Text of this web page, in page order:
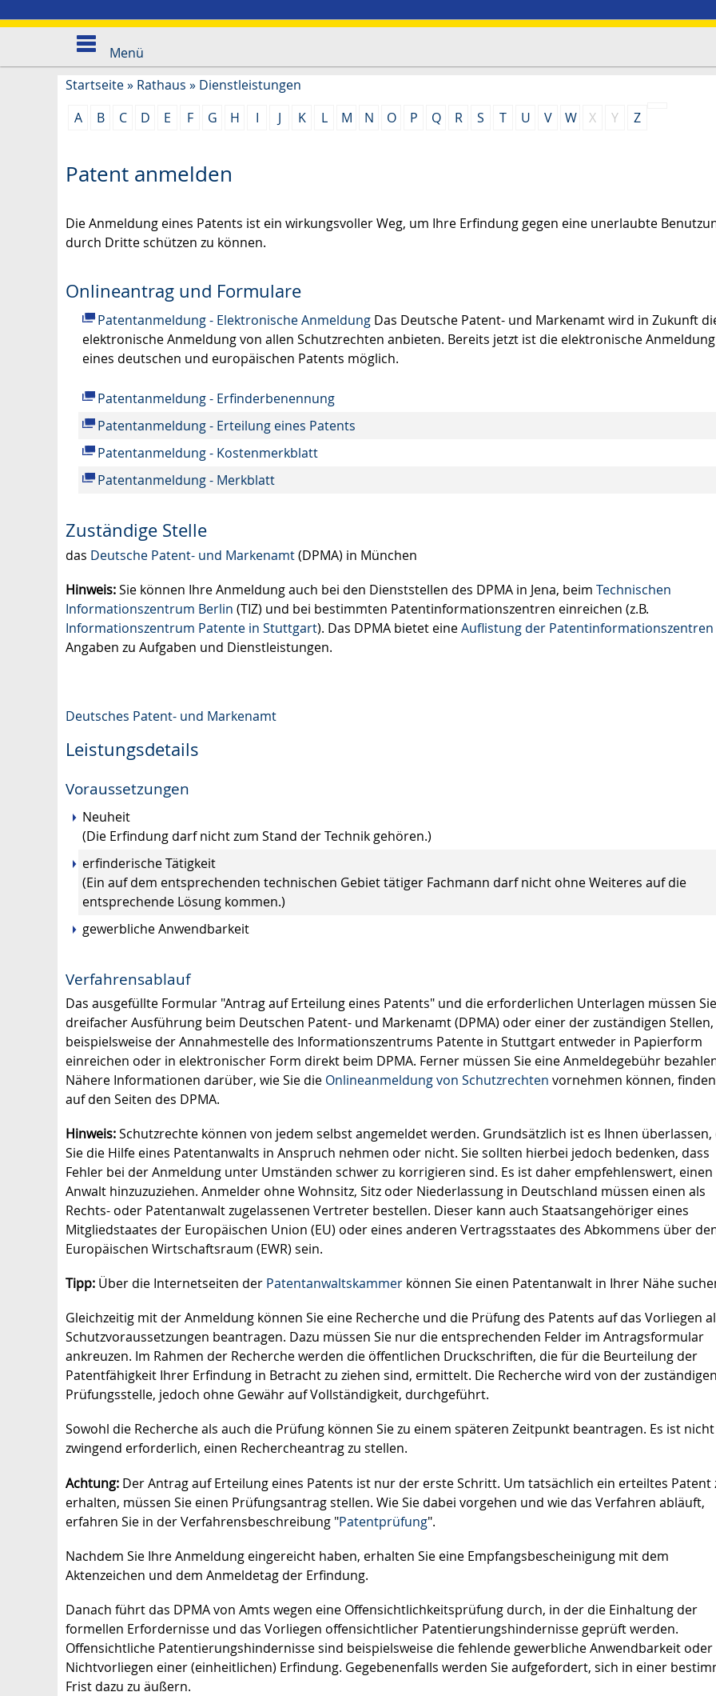
Menü
Startseite» Rathaus » Dienstleistungen
A
B C D E F G H I J K L M N O P Q R S T U V W X Y Z
Patent anmelden
Die Anmeldung eines Patents ist ein wirkungsvoller Weg, um Ihre Erfindung gegen eine unerlaubte
durch Dritte schützen zu können.
Onlineantrag und Formulare
Patentanmeldung - Elektronische Anmeldung Das Deutsche Patent- und Markenamt wird in Zukunft
elektronische Anmeldung von allen Schutzrechten anbieten. Bereits jetzt ist die elektronische Anmeldung
eines deutschen und europäischen Patents möglich.
Patentanmeldung - Erfinderbenennung
Patentanmeldung - Erteilung eines Patents
Patentanmeldung - Kostenmerkblatt
Patentanmeldung - Merkblatt
Zuständige Stelle
das Deutsche Patent- und Markenamt(DPMA) in München
Hinweis:Sie können Ihre Anmeldung auch bei den Dienststellen des DPMA in Jena, beim Technischen
Informationszentrum Berlin (TIZ) und bei bestimmten Patentinformationszentren einreichen (z.B.
Informationszentrum Patente in Stuttgart). Das DPMA bietet eineAuflistung der Patentinformationszentren
Angaben zu Aufgaben und Dienstleistungen.
Deutsches Patent- und Markenamt
Leistungsdetails
Voraussetzungen
Neuheit
(Die Erfindung darf nicht zum Stand der Technik gehören.)
erfinderische Tätigkeit
(Ein auf dem entsprechenden technischen Gebiet tätiger Fachmann darf nicht ohne Weiteres auf die
entsprechende Lösung kommen.)
gewerbliche Anwendbarkeit
Verfahrensablauf
Das ausgefüllte Formular "Antrag auf Erteilung eines Patents" und die erforderlichen Unterlagen müssen
dreifacher Ausführung beim Deutschen Patent- und Markenamt (DPMA) oder einer der zuständigen Stellen,
beispielsweise der Annahmestelle des Informationszentrums Patente in Stuttgart entweder in Papierform
einreichen oder in elektronischer Form direkt beim DPMA. Ferner müssen Sie eine Anmeldegebühr
Nähere Informationen darüber, wie Sie die Onlineanmeldung von Schutzrechten vornehmen können,
auf den Seiten des DPMA.
Hinweis:Schutzrechte können von jedem selbst angemeldet werden. Grundsätzlich ist es Ihnen überlassen,
Sie die Hilfe eines Patentanwalts in Anspruch nehmen oder nicht. Sie sollten hierbei jedoch bedenken, dass
Fehler bei der Anmeldung unter Umständen schwer zu korrigieren sind. Es ist daher empfehlenswert, einen
Anwalt hinzuzuziehen. Anmelder ohne Wohnsitz, Sitz oder Niederlassung in Deutschland müssen einen als
Rechts- oder Patentanwalt zugelassenen Vertreter bestellen. Dieser kann auch Staatsangehöriger eines
Mitgliedstaates der Europäischen Union (EU) oder eines anderen Vertragsstaates des Abkommens über
Europäischen Wirtschaftsraum (EWR) sein.
Tipp: Über die Internetseiten der Patentanwaltskammer können Sie einen Patentanwalt in Ihrer Nähe
Gleichzeitig mit der Anmeldung können Sie eine Recherche und die Prüfung des Patents auf das Vorliegen
Schutzvoraussetzungen beantragen. Dazu müssen Sie nur die entsprechenden Felder im Antragsformular
ankreuzen. Im Rahmen der Recherche werden die öffentlichen Druckschriften, die für die Beurteilung der
Patentfähigkeit Ihrer Erfindung in Betracht zu ziehen sind, ermittelt. Die Recherche wird von der zuständigen
Prüfungsstelle, jedoch ohne Gewähr auf Vollständigkeit, durchgeführt.
Sowohl die Recherche als auch die Prüfung können Sie zu einem späteren Zeitpunkt beantragen. Es ist nicht
zwingend erforderlich, einen Rechercheantrag zu stellen.
Achtung: Der Antrag auf Erteilung eines Patents ist nur der erste Schritt. Um tatsächlich ein erteiltes Patent
erhalten, müssen Sie einen Prüfungsantrag stellen. Wie Sie dabei vorgehen und wie das Verfahren abläuft,
erfahren Sie in der Verfahrensbeschreibung "Patentprüfung".
Nachdem Sie Ihre Anmeldung eingereicht haben, erhalten Sie eine Empfangsbescheinigung mit dem
Aktenzeichen und dem Anmeldetag der Erfindung.
Danach führt das DPMA von Amts wegen eine Offensichtlichkeitsprüfung durch, in der die Einhaltung der
formellen Erfordernisse und das Vorliegen offensichtlicher Patentierungshindernisse geprüft werden.
Offensichtliche Patentierungshindernisse sind beispielsweise die fehlende gewerbliche Anwendbarkeit oder
Nichtvorliegen einer (einheitlichen) Erfindung. Gegebenenfalls werden Sie aufgefordert, sich in einer
Frist dazu zu äußern.